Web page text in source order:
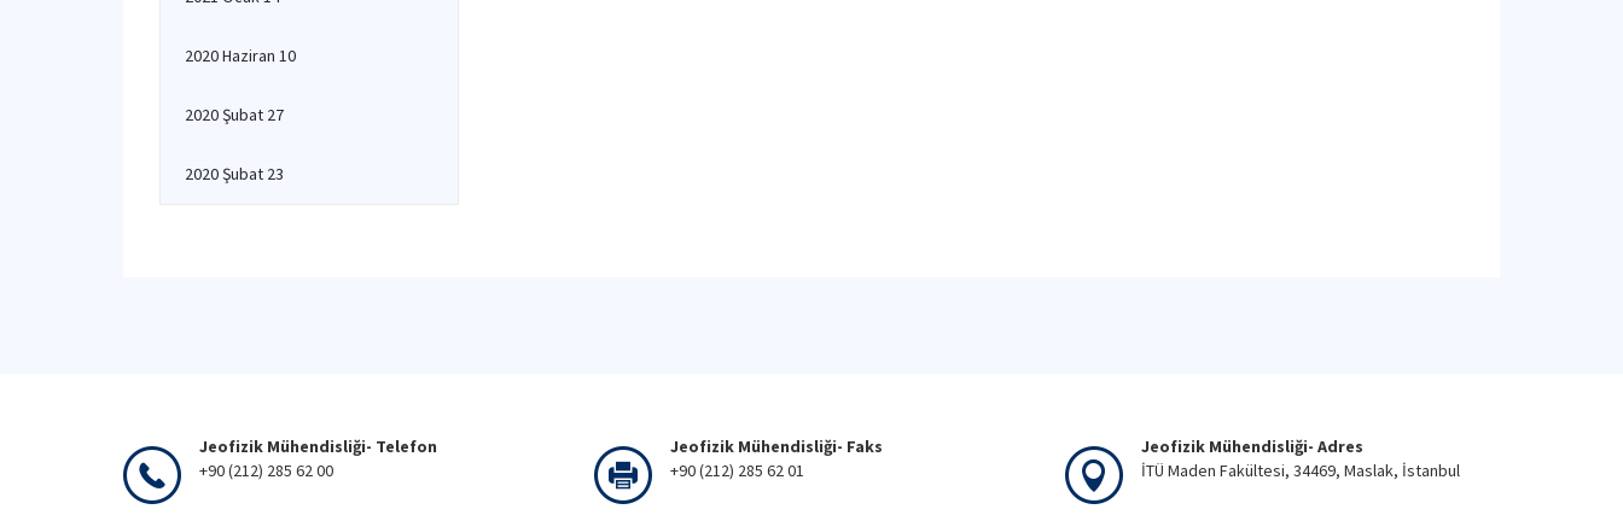
2020 Haziran 10
2020 Şubat 27
2020 Şubat 23
Jeofizik Mühendisliği- Telefon
+90 (212) 285 62 00
Jeofizik Mühendisliği- Faks
+90 (212) 285 62 01
Jeofizik Mühendisliği- Adres
İTÜ Maden Fakültesi, 34469, Maslak, İstanbul